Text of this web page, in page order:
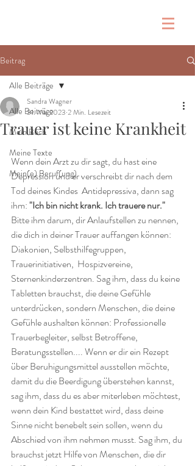
Beitrag
Alle Beiträge
Mein Buch
Meine Texte
Mein(e) Beruf(ung)
Alle Beiträge
Trauer ist keine Krankheit
Sandra Wagner
31. Mai 2023 2 Min. Lesezeit
Wenn dein Arzt zu dir sagt, du hast eine
Depression und er verschreibt dir nach dem
Tod deines Kindes  Antidepressiva, dann sag
ihm: "Ich bin nicht krank. Ich trauere nur."
Bitte ihm darum, dir Anlaufstellen zu nennen,
die dich in deiner Trauer auffangen können:
Diakonien, Selbsthilfegruppen,
Trauerinitiativen,  Hospizvereine,
Sternenkinderzentren. Sag ihm, dass du keine
Tabletten brauchst, die deine Gefühle
unterdrücken, sondern Menschen, die deine
Gefühle aushalten können: Professionelle
Trauerbegleiter, selbst Betroffene,
Beratungsstellen.... Wenn er dir ein Rezept
über Beruhigungsmittel ausstellen möchte,
damit du die Beerdigung überstehen kannst,
sag ihm, dass du es aber miterleben möchtest,
wenn dein Kind bestattet wird, dass deine
Sinne nicht benebelt sein sollen, wenn du
Abschied von ihm nehmen musst. Sag ihm, du
brauchst jetzt Hilfe von Menschen, die dir